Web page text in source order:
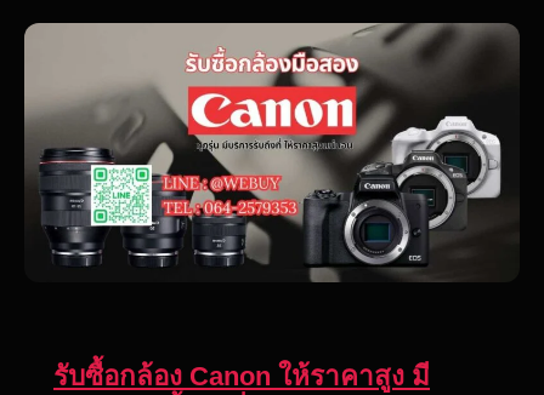
รับซื้อกล้อง Canon ให้ราคาสูง มี